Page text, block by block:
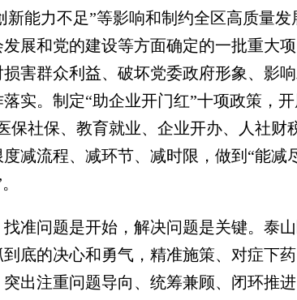
新能力不足”等影响和制约全区高质量
展和党的建设等方面确定的一批重大
害群众利益、破坏党委政府形象、影
实。制定“助企业开门红”十项政策，
保社保、教育就业、企业开办、人社财
减流程、减环节、减时限，做到“能减
问题是开始，解决问题是关键。泰山
底的决心和勇气，精准施策、对症下
出注重问题导向、统筹兼顾、闭环推